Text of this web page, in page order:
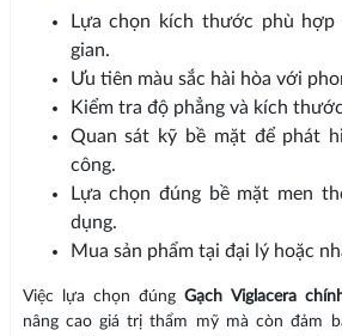
Lựa chọn kích thước phù
gian.
Ưu tiên màu sắc hài hòa với
Kiểm tra độ phẳng và kích
Quan sát kỹ bề mặt để phát
công.
Lựa chọn đúng bề mặt men
dụng.
Mua sản phẩm tại đại lý hoặc
Việc lựa chọn đúngGạch Viglacera
nâng cao giá trị thẩm mỹ mà còn đảm